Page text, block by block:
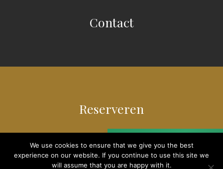
Contact
Reserveren
GetBEST price
with direct booking
BEST price for YOU
with direct booking
BEST price for YOU
with direct booking
We use cookies to ensure that we give you the best
experience on our website. If you continue to use this site we
will assume that you are happy with it.